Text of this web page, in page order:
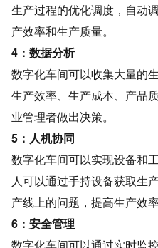
生产过程的优化调度，自动
产效率和生产质量。
4：数据分析
数字化车间可以收集大量的
生产效率、生产成本、产品
业管理者做出决策。
5：人机协同
数字化车间可以实现设备和
人可以通过手持设备获取生
产线上的问题，提高生产效率
6：安全管理